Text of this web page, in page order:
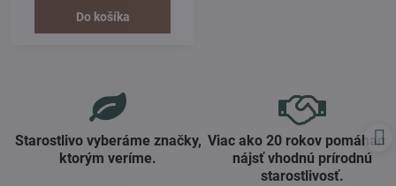
povrchov, okien automobilov,
zrkadiel, obkladov a hladkých
Do košíka
Starostlivo vyberáme značky,
ktorým veríme​.
Viac ako 20 rokov
nájsť vhodnú prírodnú
starostlivosť​.